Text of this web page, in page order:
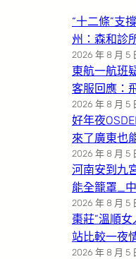
“十二條”支
州：森和診
2026 年 8 月 5
東航一航班
客服回應：
2026 年 8 月 5
好年夜
來了廣東也
2026 年 8 月 5
河南安到九
能全籠罩_
2026 年 8 月 5
棗莊”溫順
站比較一夜
2026 年 8 月 5